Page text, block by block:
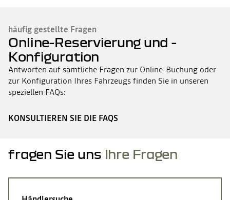
häufig gestellte Fragen
Online-Reservierung und -
Konfiguration
Antworten auf sämtliche Fragen zur Online-Buchung oder
zur Konfiguration Ihres Fahrzeugs finden Sie in unseren
speziellen FAQs:
KONSULTIEREN SIE DIE FAQS
fragen Sie uns Ihre Fragen